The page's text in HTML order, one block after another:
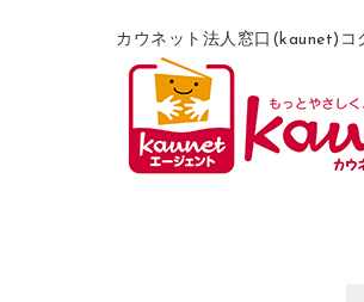
カウネット法人窓口(kaunet)コ